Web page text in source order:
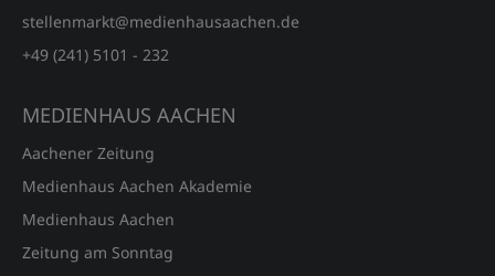
stellenmarkt@medienhausaachen.de
+49 (241) 5101 - 232
MEDIENHAUS AACHEN
Aachener Zeitung
Medienhaus Aachen Akademie
Medienhaus Aachen
Zeitung am Sonntag